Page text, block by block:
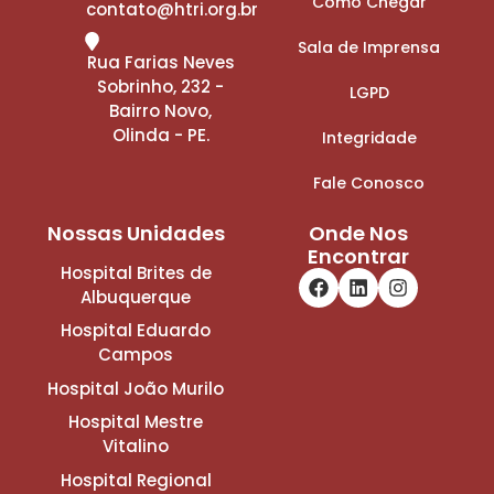
contato@htri.org.br
Rua Farias Neves
Sobrinho, 232 -
Bairro Novo,
Olinda - PE.
Sala de Imprensa
LGPD
Integridade
Fale Conosco
Nossas Unidades
Hospital Brites de
Albuquerque
Hospital Eduardo
Campos
Hospital João Murilo
Hospital Mestre
Vitalino
Hospital Regional
Onde Nos
Encontrar